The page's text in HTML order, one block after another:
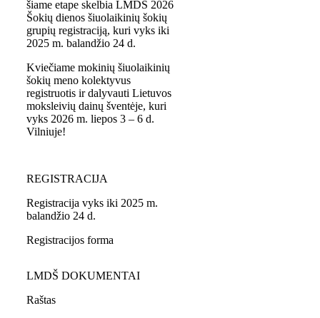
šiame etape skelbia LMDŠ 2026
Šokių dienos šiuolaikinių šokių
grupių registraciją, kuri vyks iki
2025 m. balandžio 24 d.
Kviečiame mokinių šiuolaikinių
šokių meno kolektyvus
registruotis ir dalyvauti Lietuvos
moksleivių dainų šventėje, kuri
vyks 2026 m. liepos 3 – 6 d.
Vilniuje!
REGISTRACIJA
Registracija vyks iki 2025 m.
balandžio 24 d.
Registracijos forma
LMDŠ DOKUMENTAI
Raštas